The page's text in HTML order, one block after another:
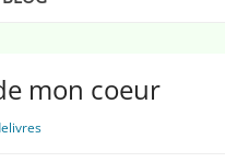
mon coeur